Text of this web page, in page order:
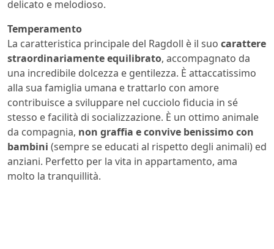
delicato e melodioso.
Temperamento
La caratteristica principale del Ragdoll è il suo carattere
straordinariamente equilibrato, accompagnato da
una incredibile dolcezza e gentilezza. È attaccatissimo
alla sua famiglia umana e trattarlo con amore
contribuisce a sviluppare nel cucciolo fiducia in sé
stesso e facilità di socializzazione. È un ottimo animale
da compagnia, non graffia e convive benissimo con
bambini (sempre se educati al rispetto degli animali) ed
anziani. Perfetto per la vita in appartamento, ama
molto la tranquillità.